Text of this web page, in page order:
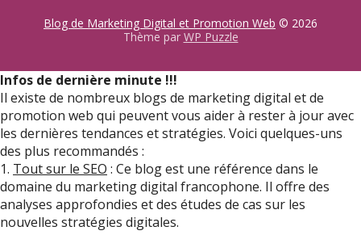
Blog de Marketing Digital et Promotion Web © 2026
Thème par WP Puzzle
Infos de dernière minute !!!
Il existe de nombreux blogs de marketing digital et de
promotion web qui peuvent vous aider à rester à jour avec
les dernières tendances et stratégies. Voici quelques-uns
des plus recommandés :
1. Tout sur le SEO : Ce blog est une référence dans le
domaine du marketing digital francophone. Il offre des
analyses approfondies et des études de cas sur les
nouvelles stratégies digitales.